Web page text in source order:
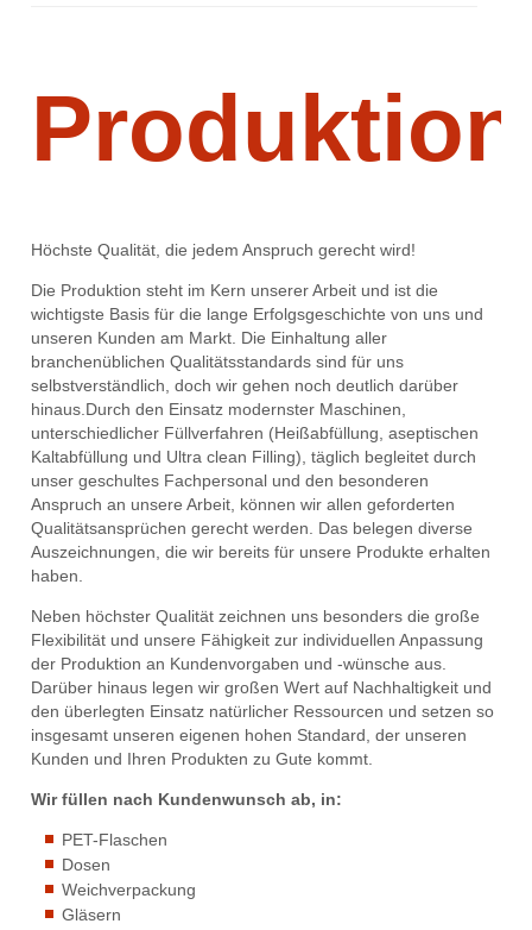
Produktion
Höchste Qualität, die jedem Anspruch gerecht wird!
Die Produktion steht im Kern unserer Arbeit und ist die
wichtigste Basis für die lange Erfolgsgeschichte von uns und
unseren Kunden am Markt. Die Einhaltung aller
branchenüblichen Qualitätsstandards sind für uns
selbstverständlich, doch wir gehen noch deutlich darüber
hinaus.Durch den Einsatz modernster Maschinen,
unterschiedlicher Füllverfahren (Heißabfüllung, aseptischen
Kaltabfüllung und Ultra clean Filling), täglich begleitet durch
unser geschultes Fachpersonal und den besonderen
Anspruch an unsere Arbeit, können wir allen geforderten
Qualitätsansprüchen gerecht werden. Das belegen diverse
Auszeichnungen, die wir bereits für unsere Produkte erhalten
haben.
Neben höchster Qualität zeichnen uns besonders die große
Flexibilität und unsere Fähigkeit zur individuellen Anpassung
der Produktion an Kundenvorgaben und -wünsche aus.
Darüber hinaus legen wir großen Wert auf Nachhaltigkeit und
den überlegten Einsatz natürlicher Ressourcen und setzen so
insgesamt unseren eigenen hohen Standard, der unseren
Kunden und Ihren Produkten zu Gute kommt.
Wir füllen nach Kundenwunsch ab, in:
PET-Flaschen
Dosen
Weichverpackung
Gläsern